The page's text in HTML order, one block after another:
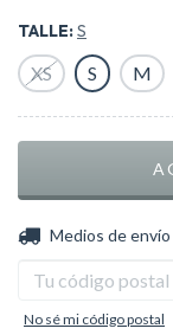
TALLE:S
XS S M
Entregas para el CP:
Medios de envío
No sé mi código postal